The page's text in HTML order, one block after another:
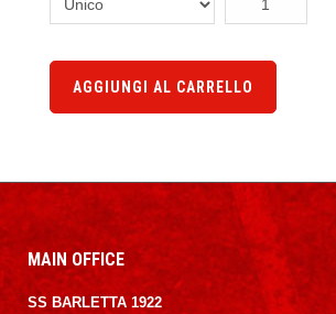
AGGIUNGI AL CARRELLO
MAIN OFFICE
SS BARLETTA 1922